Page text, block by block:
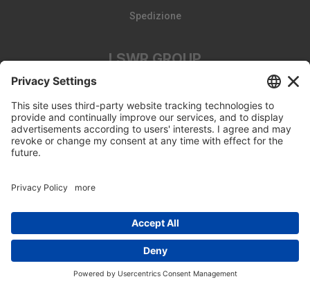
Spedizione
LSWR GROUP
Edizioni EDRA
Edizioni LSWR
© Copyright 2026 - Tutti i diritti riservati
Edra Edizioni srl - P.IVA 14392510963 - viale Enrico Forlanini 21
- 20134 Milano (MI)